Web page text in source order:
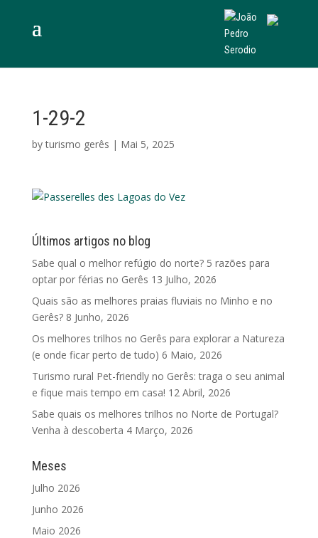
1-29-2
byturismo gerês | Mai 5, 2025
Últimos artigos no blog
Sabe qual o melhor refúgio do norte? 5 razões para
optar por férias no Gerês 13 Julho, 2026
Quais são as melhores praias fluviais no Minho e no
Gerês? 8 Junho, 2026
Os melhores trilhos no Gerês para explorar a Natureza
(e onde ficar perto de tudo) 6 Maio, 2026
Turismo rural Pet-friendly no Gerês: traga o seu animal
e fique mais tempo em casa! 12 Abril, 2026
Sabe quais os melhores trilhos no Norte de Portugal?
Venha à descoberta 4 Março, 2026
Meses
Julho 2026
Junho 2026
Maio 2026